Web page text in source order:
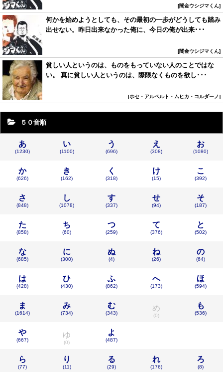
闇金ウシジマくん
何かを始めようとしても、その最初の一歩がどうしても踏み
出せない。昨日出来なかった俺に、今日の俺が出来･･･
闇金ウシジマくん
貧しい人というのは、ものをもっていない人のことではな
い。 真に貧しい人というのは、際限なくものを欲し･･･
ホセ・アルベルト・ムヒカ・コルダーノ
５０音順
あ
(1230)
い
(1100)
う
(696)
え
(308)
お
(1080)
か
(626)
き
(162)
く
(318)
け
(15)
こ
(392)
さ
(848)
し
(1078)
す
(337)
せ
(94)
そ
(187)
た
(858)
ち
(60)
つ
(259)
て
(376)
と
(502)
な
(685)
に
(300)
ぬ
(4)
ね
(26)
の
(64)
は
(428)
ひ
(430)
ふ
(862)
へ
(173)
ほ
(594)
ま
(1614)
み
(734)
む
(343)
め
(0)
も
(536)
や
(667)
ゆ
(0)
よ
(487)
ら
(77)
り
(11)
る
(29)
れ
(176)
ろ
(8)